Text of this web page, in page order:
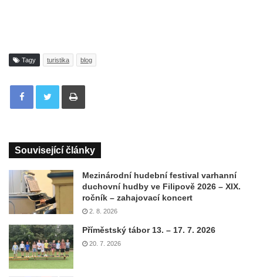
Tagy turistika blog
Tisknout
Související články
Mezinárodní hudební festival varhanní
duchovní hudby ve Filipově 2026 – XIX.
ročník – zahajovací koncert
2. 8. 2026
Příměstský tábor 13. – 17. 7. 2026
20. 7. 2026